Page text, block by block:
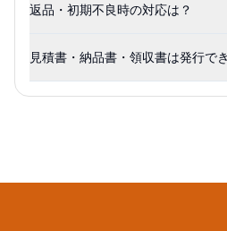
返品・初期不良時の対応は？
見積書・納品書・領収書は発行で